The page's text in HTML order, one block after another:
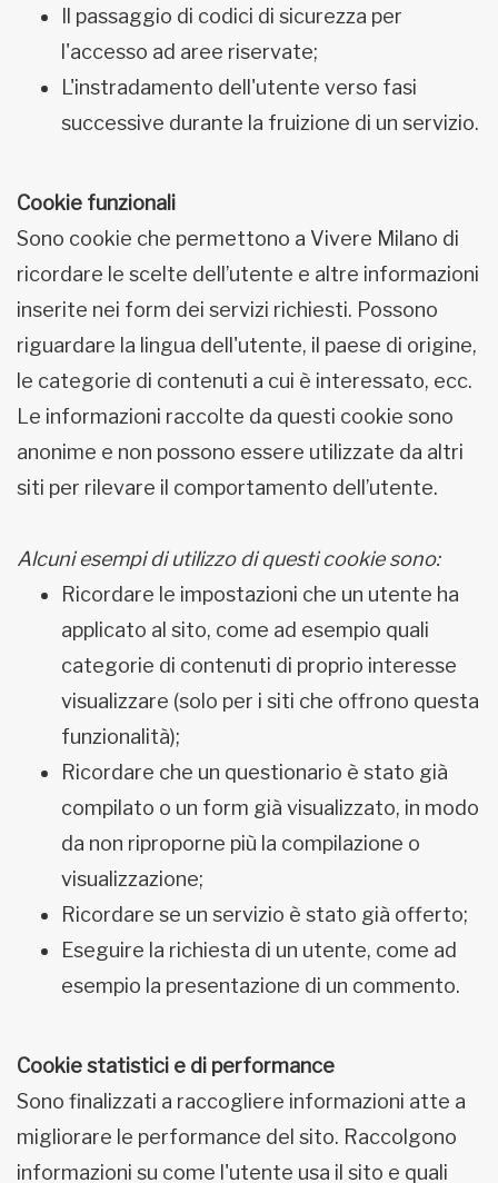
Il passaggio di codici di sicurezza per
l'accesso ad aree riservate;
L'instradamento dell'utente verso fasi
successive durante la fruizione di un servizio.
Cookie funzionali
Sono cookie che permettono a Vivere Milano di
ricordare le scelte dell’utente e altre informazioni
inserite nei form dei servizi richiesti. Possono
riguardare la lingua dell'utente, il paese di origine,
le categorie di contenuti a cui è interessato, ecc.
Le informazioni raccolte da questi cookie sono
anonime e non possono essere utilizzate da altri
siti per rilevare il comportamento dell’utente.
Alcuni esempi di utilizzo di questi cookie sono:
Ricordare le impostazioni che un utente ha
applicato al sito, come ad esempio quali
categorie di contenuti di proprio interesse
visualizzare (solo per i siti che offrono questa
funzionalità);
Ricordare che un questionario è stato già
compilato o un form già visualizzato, in modo
da non riproporne più la compilazione o
visualizzazione;
Ricordare se un servizio è stato già offerto;
Eseguire la richiesta di un utente, come ad
esempio la presentazione di un commento.
Cookie statistici e di performance
Sono finalizzati a raccogliere informazioni atte a
migliorare le performance del sito. Raccolgono
informazioni su come l'utente usa il sito e quali